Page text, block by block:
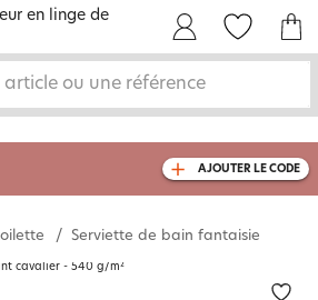
article ou une référence
dès 2 articles
d'achat
AJOUTER LE CODE
Serviette de bain fantaisie